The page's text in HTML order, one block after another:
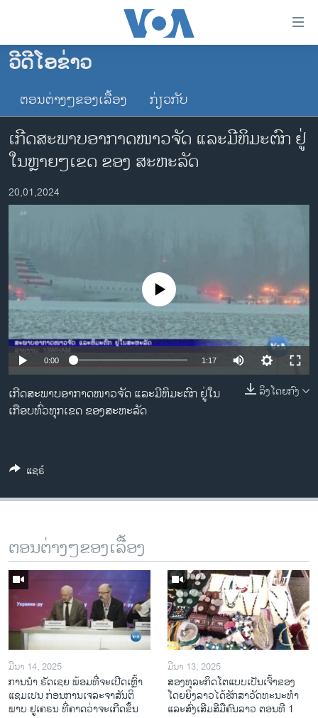
ເຂົ້າ
ຂ້າມ
ຂ້າມ
ໄປ
ຫາ
ຊອກ
ຄົ້ນ
ໂຮມເພຈ
ລາວ
ອາເມຣິກາ
ການເລືອກຕັ້ງ ປະທານາທີບໍດີ ສະຫະລັດ 2024
ຂ່າວ​ຈີນ
ໂລກ
ອິດສະຫຼະພາບດ້ານການຂ່າວ
ຊີວິດຊາວລາວ
ຊຸມຊົນຊາວລາວ
ວິທະຍາສາດ-ເທັກໂນໂລຈີ
ທຸລະກິດ
ວີດີໂອ
ຕິດຕາມພວກເຮົາ ທີ່
ພາສາຕ່າງໆ
ວີດີໂອຂ່າວ
ຕອນຕ່າງໆຂອງເລື້ອງ ກ່ຽວກັບ
​​ເກີດສະ​ພາບ​ອາ​ກາດ​ໜາວ​ຈັດ ແລະ​ມີ​ຫິ​ມະ​ຕົກ ຢູ່​
ໃນ​ຫຼາຍໆ​ເຂດ ຂອງ ສະ​ຫະ​ລັດ
20,01,2024
No media source currently available
0:00 1:17
ລິງໂດຍກົງ
​​ເກີດສະ​ພາບ​ອາ​ກາດ​ໜາວ​ຈັດ ແລະ​ມີ​ຫິ​ມະ​ຕົກ ຢູ່​ໃນ​
ເກືອບ​ທົ່ວ​ທຸກເຂດ ຂອງສະ​ຫະ​ລັດ
ແຊຣ໌
ຕອນຕ່າງໆຂອງເລື້ອງ
ມີນາ 14, 2025
ການ​ນຳ ຣັດ​ເຊຍ ພ້ອມ​ທີ່​ຈະ​ເປີ​ດ​ເຫຼົ້າ​
ແຊມ​ເປນ ກ່ອນການ​ເຈ​ລະ​ຈາ​ສັນ​ຕິ​
ພາບ ຢູ​ເຄ​ຣນ ທີ່​ຄາດ​ວ່າ​ຈະ​ເກີດ​ຂຶ້ນ
ມີນາ 13, 2025
ສອງທຸລະກິດໂຕແບບເປັນເຈົ້າຂອງ
ໂດຍຍິງລາວໄດ້ຮັກສາວັດທະນະທຳ
ແລະສົ່ງເສີມສີມືຄົນລາວ ຕອນທີ 1